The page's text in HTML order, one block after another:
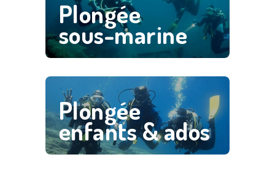
Plongée
sous-marine
Save
Plongée
enfants & ados